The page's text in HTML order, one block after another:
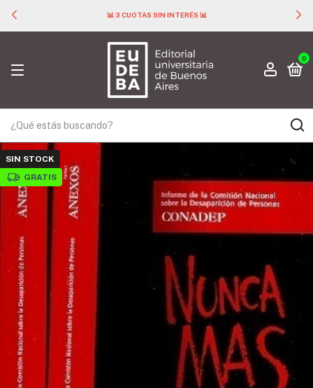
📊 3 CUOTAS SIN INTERÉS 📊
0
SIN STOCK
GRATIS